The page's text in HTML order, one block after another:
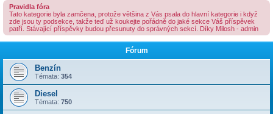
Pravidla fóra
Tato kategorie byla zamčena, protože většina z Vás psala do hlavní kategorie i když
zde jsou ty podsekce, takže teď už koukejte pořádně do jaké sekce Váš příspěvek
patří. Stávající příspěvky budou přesunuty do správných sekcí. Díky Milosh - admin
Fórum
Benzín
Témata: 354
Diesel
Témata: 750